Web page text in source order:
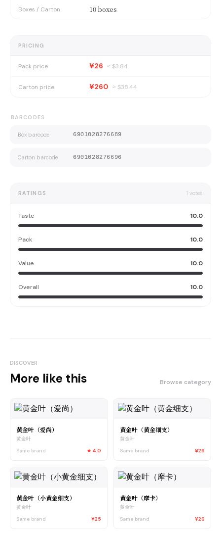
Boxes / Carton 10 boxes
PRICING
Pack price ¥26 ≈ $3.84
Carton price ¥260 ≈ $38.44
BARCODES
Box barcode 6901028276689
Carton barcode 6901028276696
RATINGS 1 votes
Taste 10.0
Pack 10.0
Value 10.0
Overall 10.0
DISCOVER
More like this Browse category
黄金叶（爱尚）
黄金叶
Same brand
★ 4.0
黄金叶（黄金细支）
黄金叶
Same brand
¥26
黄金叶（小黄金细支）
黄金叶
Same brand
¥25
黄金叶（摩卡）
黄金叶
Same brand
¥26